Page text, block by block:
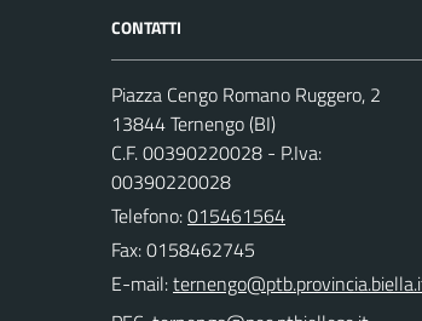
CONTATTI
Piazza Cengo Romano Ruggero, 2
13844 Ternengo (BI)
C.F. 00390220028 - P.Iva:
00390220028
Telefono:015461564
Fax: 0158462745
E-mail: